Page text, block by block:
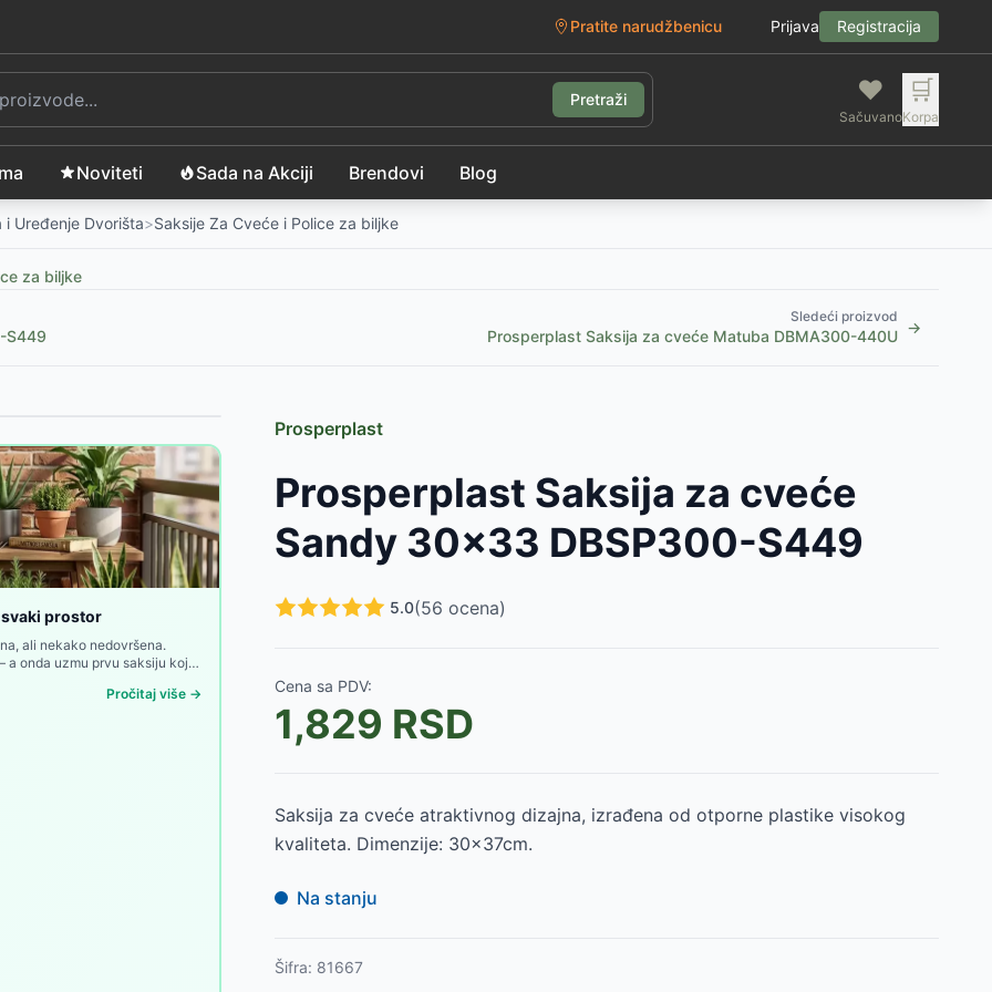
Pratite narudžbenicu Prijava Registracija
Pretraži ❤️
Sačuvano
🛒
Korpa
Noviteti Sada na Akciji Brendovi Blog
i Uređenje Dvorišta>Saksije Za Cveće i Police za biljke
za biljke
S449
Sledeći proizvod
Prosperplast Saksija za cveće Matuba DBMA300-440U →
-833RSD
2392RSD
RSD
RSD
prostor
ali nekako nedovršena.
onda uzmu prvu saksiju koja
Pročitaj više →
Prosperplast
Prosperplast Saksija za cveće
Sandy 30x33 DBSP300-S449
5.0(56 ocena)
Cena sa PDV:
1,829 RSD
Saksija za cveće atraktivnog dizajna, izrađena od otporne plastike visokog
kvaliteta. Dimenzije: 30x37cm.
Na stanju
Šifra: 81667